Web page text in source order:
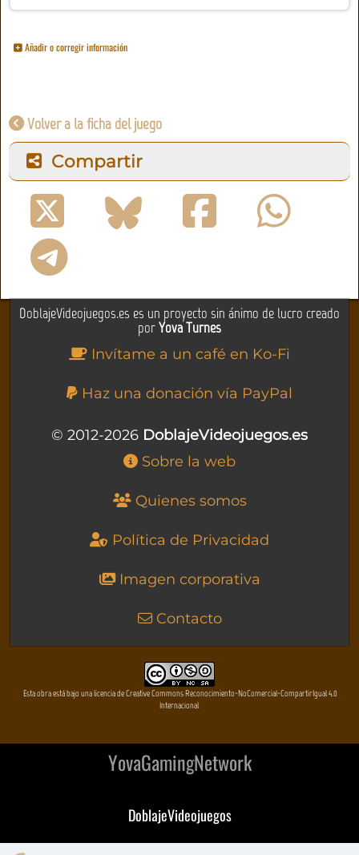
Añadir o corregir información
Volver a la ficha del juego
Compartir
DoblajeVideojuegos.es es un proyecto sin ánimo de lucro creado
porYova Turnes
Invítame a un café en Ko-Fi
Haz una donación vía PayPal
© 2012-2026 DoblajeVideojuegos.es
Sobre la web
Quienes somos
Política de Privacidad
Imagen corporativa
Contacto
Esta obra está bajo una licencia de Creative Commons Reconocimiento-NoComercial-CompartirIgual 4.0
Internacional
YovaGamingNetwork
DoblajeVideojuegos
DeVuego